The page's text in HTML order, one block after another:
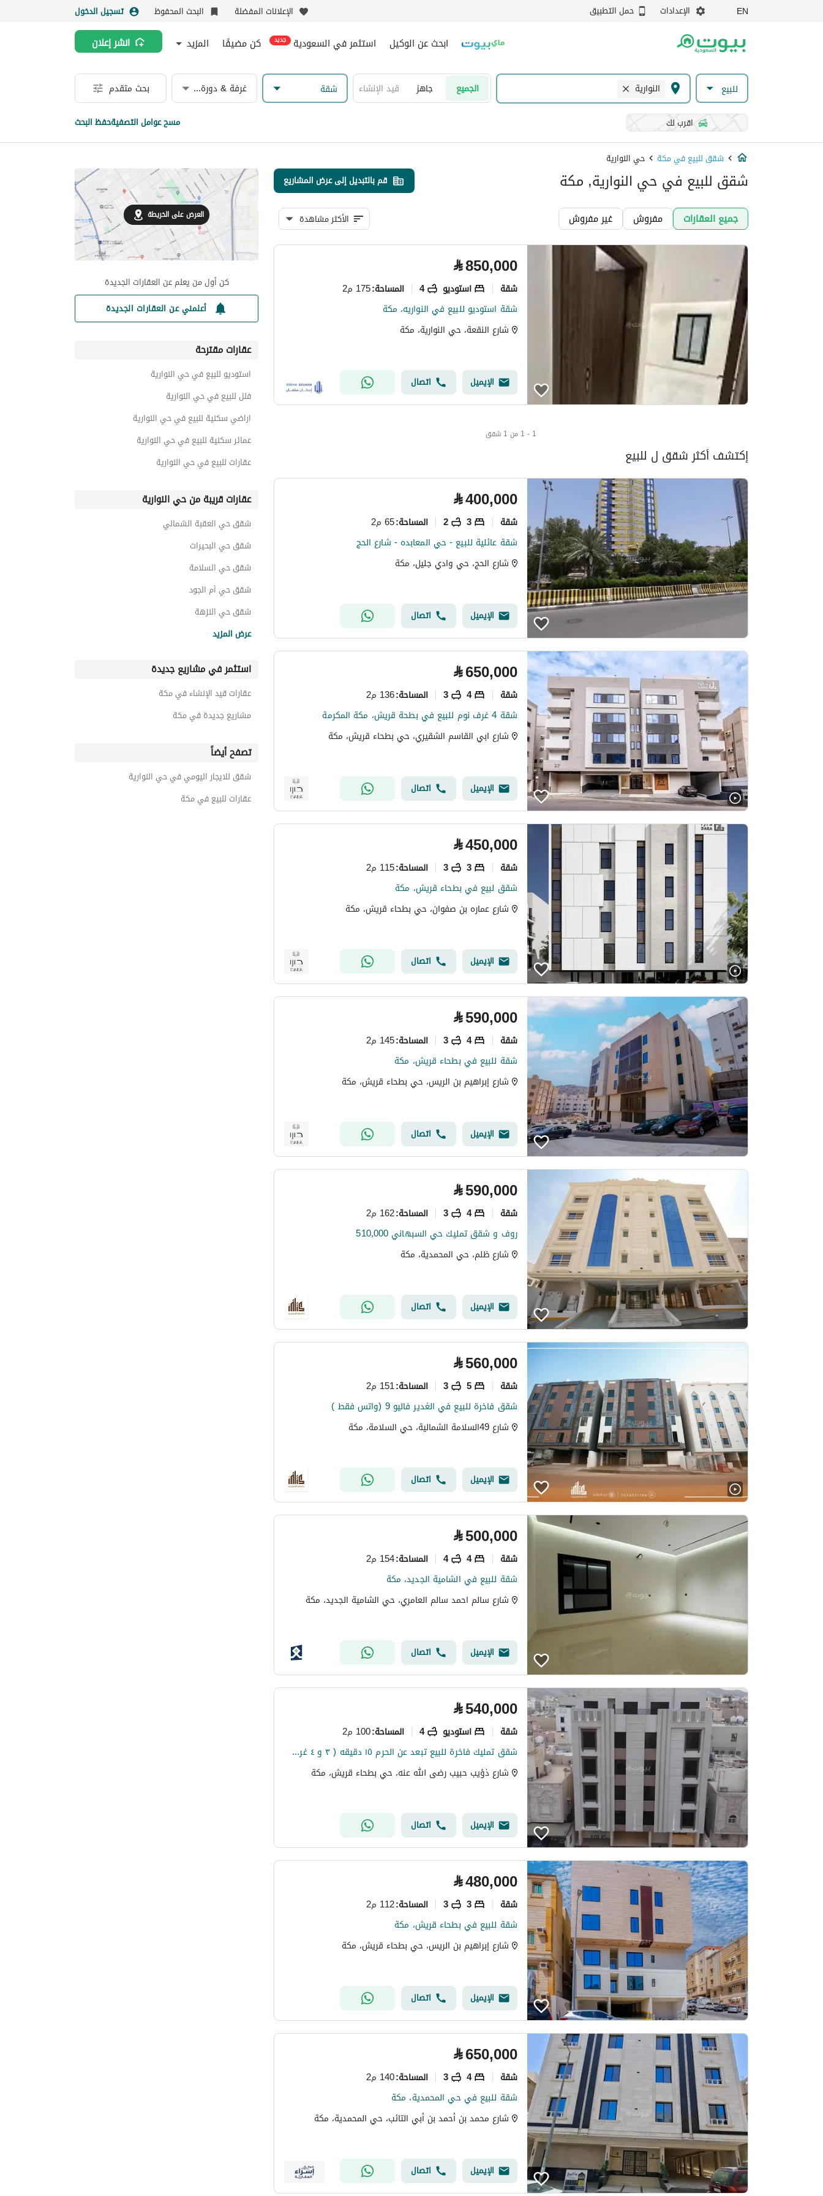
EN الإعدادات حمل التطبيق الإعلانات المفضلة البحث المحفوظ تسجيل الدخول
ابحث عن الوكيل استثمر في السعودية جديد كن مضيفًا المزيد انشر إعلان
للبيع النوارية الجميع جاهز قيد الإنشاء شقة غرفة & دورة مياه بحث متقدم
اقرب لك مسح عوامل التصفيةحفظ البحث
شقق للبيع في مكة حي النوارية
شقق للبيع في حي النوارية, مكة قم بالتبديل إلى عرض المشاريع
جميع العقارات مفروش غير مفروش الأكثر مشاهدة
⃁850,000
شقة استوديو 4 المساحة:175 م2
شقة استوديو للبيع في النواريه، مكة
شارع النقعة، حي النوارية، مكة
الإيميل اتصال
1 - 1 من 1 شقق
إكتشف أكثر شقق ل للبيع
⃁400,000
شقة 3
2 المساحة:65 م2
شقة عائلية للبيع - حي المعابده - شارع الحج
شارع الحج، حي وادي جليل، مكة
الإيميل اتصال
⃁650,000
شقة 4
3 المساحة:136 م2
شقة 4 غرف نوم للبيع في بطحة قريش، مكة المكرمة
شارع ابي القاسم الشقيري، حي بطحاء قريش، مكة
الإيميل اتصال
⃁450,000
شقة 3
3 المساحة:115 م2
شقق لبيع في بطحاء قريش، مكة
شارع عماره بن صفوان، حي بطحاء قريش، مكة
الإيميل اتصال
⃁590,000
شقة 4
3 المساحة:145 م2
شقة للبيع في بطحاء قريش، مكة
شارع إبراهيم بن الريس، حي بطحاء قريش، مكة
الإيميل اتصال
⃁590,000
شقة 4
3 المساحة:162 م2
روف و شقق تمليك حي السبهاني 510,000
شارع ظلم، حي المحمدية، مكة
الإيميل اتصال
⃁560,000
شقة 5
3 المساحة:151 م2
شقق فاخرة للبيع في الغدير فاليو 9 (واتس فقط )
شارع 49السلامة الشمالية، حي السلامة، مكة
الإيميل اتصال
⃁500,000
شقة 4
4 المساحة:154 م2
شقة للبيع في الشامية الجديد، مكة
شارع سالم احمد سالم العامري، حي الشامية الجديد، مكة
الإيميل اتصال
⃁540,000
شقة استوديو 4 المساحة:100 م2
شقق تمليك فاخرة للبيع تبعد عن الحرم ١٥ دقيقه ( ٣ و ٤ غرف ) ببطحاء قريش
شارع ذؤيب حبيب رضى الله عنه، حي بطحاء قريش، مكة
الإيميل اتصال
⃁480,000
شقة 3
3 المساحة:112 م2
شقة للبيع في بطحاء قريش، مكة
شارع إبراهيم بن الريس، حي بطحاء قريش، مكة
الإيميل اتصال
⃁650,000
شقة 4
3 المساحة:140 م2
شقة للبيع في حي المحمدية، مكة
شارع محمد بن أحمد بن أبي التائب، حي المحمدية، مكة
الإيميل اتصال
العرض على الخريطة
كن أول من يعلم عن العقارات الجديدة
أعلمني عن العقارات الجديدة
عقارات مقترحة
استوديو للبيع في حي النوارية
فلل للبيع في حي النوارية
اراضي سكنية للبيع في حي النوارية
عمائر سكنية للبيع في حي النوارية
عقارات للبيع في حي النوارية
عقارات قريبة من حي النوارية
شقق حي العقبة الشمالي
شقق حي البحيرات
شقق حي السلامة
شقق حي أم الجود
شقق حي النزهة
شقق حي العمرة
شقق حي العتيبية
شقق حي الرصيفة
عرض المزيد
استثمر في مشاريع جديدة
عقارات قيد الإنشاء في مكة
مشاريع جديدة في مكة
تصفح أيضاً
شقق للايجار اليومي في حي النوارية
عقارات للبيع في مكة